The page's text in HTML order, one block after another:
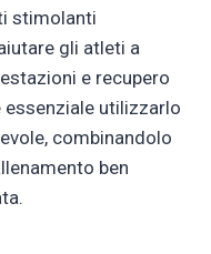
stimolanti
gli atleti a
e recupero
essenziale utilizzarlo
combinandolo
ben